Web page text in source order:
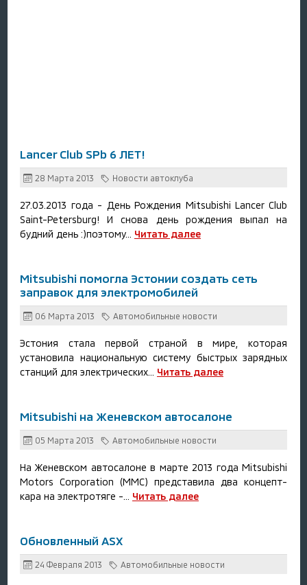
Lancer Club SPb 6 ЛЕТ!
28 Марта 2013 Новости автоклуба
27.03.2013 года - День Рождения Mitsubishi Lancer Club
Saint-Petersburg! И снова день рождения выпал на
будний день :)поэтому...
Читать далее
Mitsubishi помогла Эстонии создать сеть
заправок для электромобилей
06 Марта 2013 Автомобильные новости
Эстония стала первой страной в мире, которая
установила национальную систему быстрых зарядных
станций для электрических...
Читать далее
Mitsubishi на Женевском автосалоне
05 Марта 2013 Автомобильные новости
На Женевском автосалоне в марте 2013 года Mitsubishi
Motors Corporation (MMC) представила два концепт-
кара на электротяге -...
Читать далее
Обновленный ASX
24 Февраля 2013 Автомобильные новости